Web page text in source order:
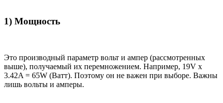
1) Мощность
Это производный параметр вольт и ампер (рассмотренных
выше), получаемый их перемножением. Например, 19V x
3.42A = 65W (Ватт). Поэтому он не важен при выборе. Важны
лишь вольты и амперы.